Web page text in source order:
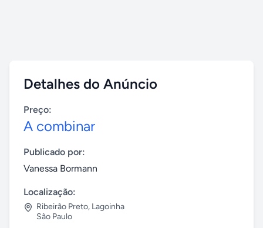
Detalhes do Anúncio
Preço:
A combinar
Publicado por:
Vanessa Bormann
Localização:
Ribeirão Preto, Lagoinha
São Paulo